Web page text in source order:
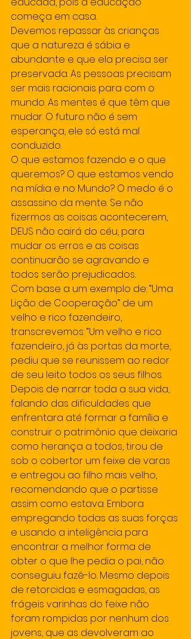
começa em casa.
Devemos repassar às crianças
que a natureza é sábia e
abundante e que ela precisa ser
preservada. As pessoas precisam
ser mais racionais para com o
mundo. As mentes é que têm que
mudar. O futuro não é sem
esperança, ele só está mal
conduzido.
O que estamos fazendo e o que
queremos? O que estamos vendo
na mídia e no Mundo? O medo é o
assassino da mente. Se não
fizermos as coisas acontecerem,
DEUS não cairá do céu, para
mudar os erros e as coisas
continuarão se agravando e
todos serão prejudicados.
Com base a um exemplo de: “Uma
Lição de Cooperação” de um
velho e rico fazendeiro,
transcrevemos: “Um velho e rico
fazendeiro, já às portas da morte,
pediu que se reunissem ao redor
de seu leito todos os seus filhos.
Depois de narrar toda a sua vida,
falando das dificuldades que
enfrentara até formar a família e
construir o patrimônio que deixaria
como herança a todos, tirou de
sob o cobertor um feixe de varas
e entregou ao filho mais velho,
recomendando que o partisse
assim como estava. Embora
empregando todas as suas forças
e usando a inteligência para
encontrar a melhor forma de
obter o que lhe pedia o pai, não
conseguiu fazê-lo. Mesmo depois
de retorcidas e esmagadas, as
frágeis varinhas do feixe não
foram rompidas por nenhum dos
jovens, que as devolveram ao